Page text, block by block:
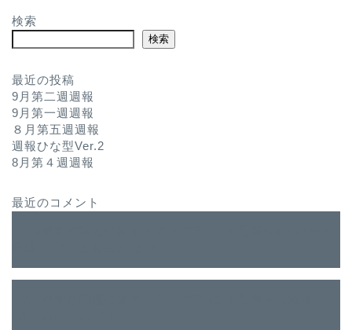
検索
検索
最近の投稿
9月第二週週報
9月第一週週報
８月第五週週報
週報ひな型Ver.2
8月第４週週報
最近のコメント